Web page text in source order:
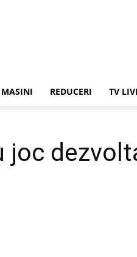
MASINI REDUCERI TV
joc